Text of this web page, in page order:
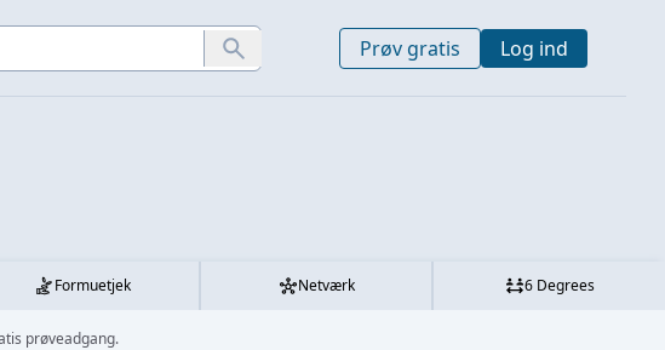
Prøv gratis Log ind
Formuetjek Netværk 6 Degrees
prøveadgang.